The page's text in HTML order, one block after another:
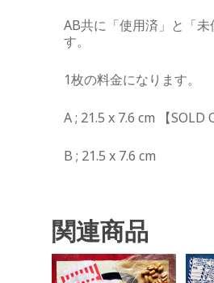
AB共に「使用済」と「未
す。
1枚の料金になります。
A ; 21.5 x 7.6 cm 【SOLD
B ; 21.5 x 7.6 cm
関連商品